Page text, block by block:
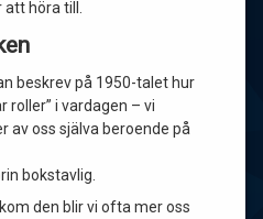
höra till.
beskrev på 1950-talet hur
roller” i vardagen – vi
av oss själva beroende på
bokstavlig.
den blir vi ofta mer oss